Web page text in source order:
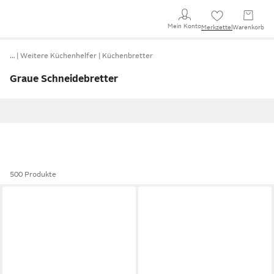
Mein KontoMerkzettel Warenkorb
… Weitere Küchenhelfer Küchenbretter
Graue Schneidebretter
500 Produkte